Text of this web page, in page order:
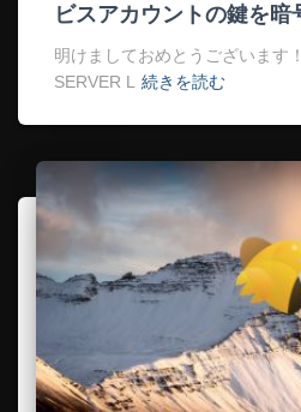
ビスアカウントの鍵を暗
明けましておめとうございます
SERVER L
続きを読む